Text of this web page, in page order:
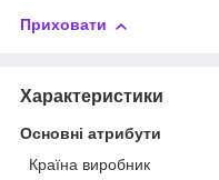
Приховати
Характеристики
Основні атрибути
Країна виробник